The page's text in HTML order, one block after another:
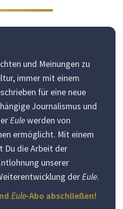
und Meinungen zu
immer mit einem
für eine neue
Journalismus und
Eulewerden von
ermöglicht. Mit einem
Du die Arbeit der
unserer
derEule.
Eule-Abo abschließen!